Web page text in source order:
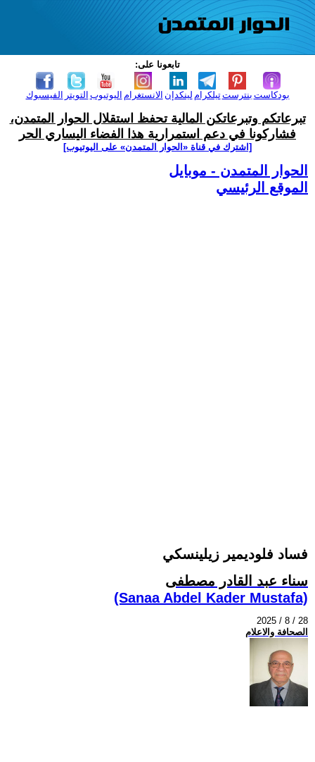
تابعونا على:
الفيسبوك التويتر اليوتيوب الانستغرام لينكدإن تيلكرامبنترست بودكاست
تبرعاتكم وتبرعاتكن المالية تحفظ استقلال الحوار المتمدن،
فشاركونا في دعم استمرارية هذا الفضاء اليساري الحر
[اشترك في قناة ‫«الحوار المتمدن» على اليوتيوب]
الحوار المتمدن - موبايل
الموقع الرئيسي
فساد فلوديمير زيلينسكي
سناء عبد القادر مصطفى
(Sanaa Abdel Kader Mustafa)
2025 / 8 / 28
الصحافة والاعلام